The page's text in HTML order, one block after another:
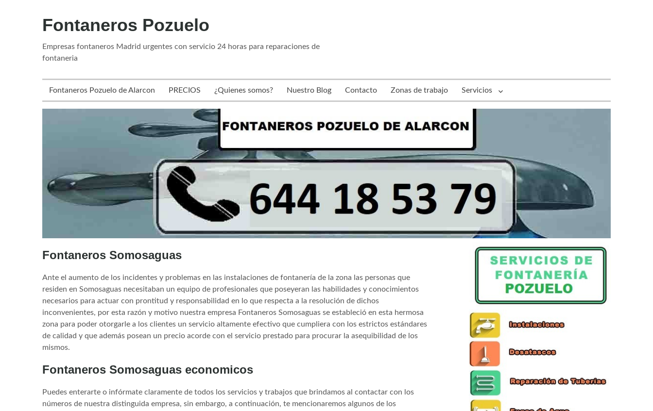
Fontaneros Pozuelo
Empresas fontaneros Madrid urgentes con servicio 24 horas para reparaciones de
fontaneria
Fontaneros Pozuelo de Alarcon PRECIOS ¿Quienes somos? Nuestro Blog Contacto Zonas de trabajo Servicios
Fontaneros Somosaguas
Ante el aumento de los incidentes y problemas en las instalaciones de fontanería de la zona las personas que
residen en Somosaguas necesitaban un equipo de profesionales que poseyeran las habilidades y conocimientos
necesarios para actuar con prontitud y responsabilidad en lo que respecta a la resolución de dichos
inconvenientes, por esta razón y motivo nuestra empresa Fontaneros Somosaguas se estableció en esta hermosa
zona para poder otorgarle a los clientes un servicio altamente efectivo que cumpliera con los estrictos estándares
de calidad y que además posean un precio acorde con el servicio prestado para procurar la asequibilidad de los
mismos.
Fontaneros Somosaguas economicos
Puedes enterarte o infórmate claramente de todos los servicios y trabajos que brindamos al contactar con los
números de nuestra distinguida empresa, sin embargo, a continuación, te mencionaremos algunos de los